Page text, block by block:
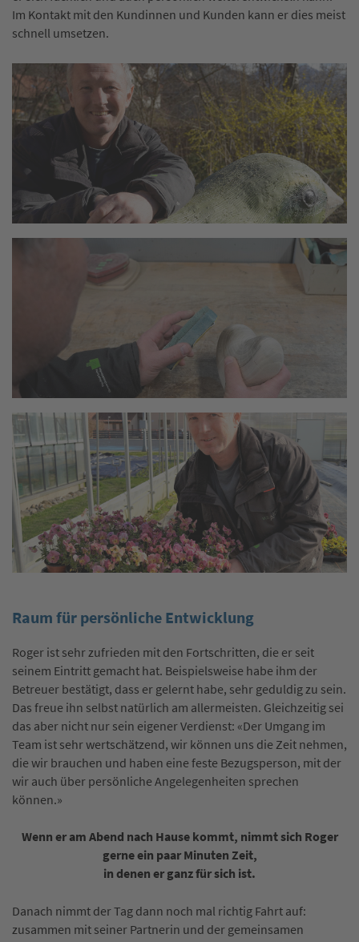
Im Kontakt mit den Kundinnen und Kunden kann er dies meist
schnell umsetzen.
Raum für persönliche Entwicklung
Roger ist sehr zufrieden mit den Fortschritten, die er seit
seinem Eintritt gemacht hat. Beispielsweise habe ihm der
Betreuer bestätigt, dass er gelernt habe, sehr geduldig zu sein.
Das freue ihn selbst natürlich am allermeisten. Gleichzeitig sei
das aber nicht nur sein eigener Verdienst: «Der Umgang im
Team ist sehr wertschätzend, wir können uns die Zeit nehmen,
die wir brauchen und haben eine feste Bezugsperson, mit der
wir auch über persönliche Angelegenheiten sprechen
können.»
Wenn er am Abend nach Hause kommt, nimmt sich Roger
gerne ein paar Minuten Zeit,
in denen er ganz für sich ist.
Danach nimmt der Tag dann noch mal richtig Fahrt auf:
zusammen mit seiner Partnerin und der gemeinsamen